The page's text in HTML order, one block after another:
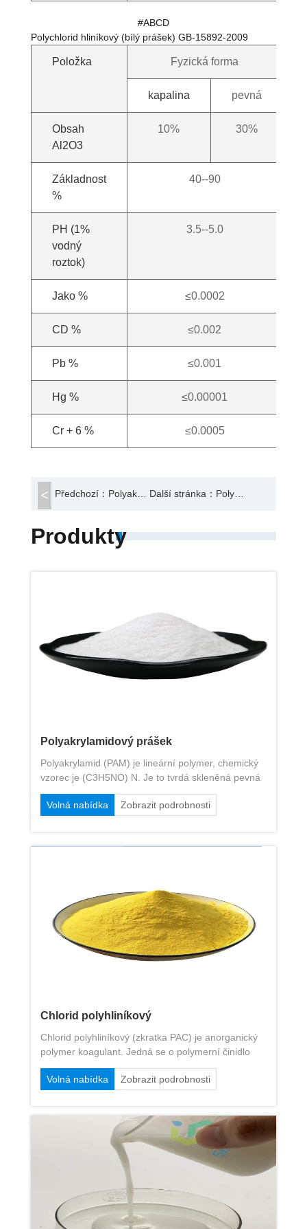
#ABCD
Polychlorid hliníkový (bílý prášek) GB-15892-2009
Položka Fyzická forma
kapalina pevná
Obsah
Al2O3
10% 30%
Základnost
%
40--90
PH (1%
vodný
roztok)
3.5--5.0
Jako % ≤0.0002
CD % ≤0.002
Pb % ≤0.001
Hg % ≤0.00001
Cr + 6 % ≤0.0005
Předchozí：Polyakrylamidový prášek Další stránka：Polyferrický síran
Produkty
Polyakrylamidový prášek
Polyakrylamid (PAM) je lineární polymer, chemický
vzorec je (C3H5NO) N. Je to tvrdá skleněná pevná
hmota při pokojové teplotě. Výrobky jsou tekuté
lepidlo, latex a částice bílého prášku. ..
Volná nabídka Zobrazit podrobnosti
Chlorid polyhliníkový
Chlorid polyhliníkový (zkratka PAC) je anorganický
polymer koagulant. Jedná se o polymerní činidlo
pro čištění vody s vysokou molekulární hmotností a
vysokým nábojem, které je vyrobeno
Volná nabídka Zobrazit podrobnosti